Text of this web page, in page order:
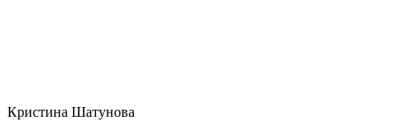
Кристина Шатунова